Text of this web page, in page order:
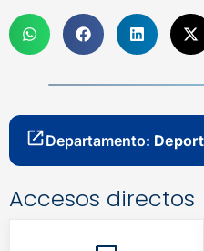
Departamento:
Accesos directos